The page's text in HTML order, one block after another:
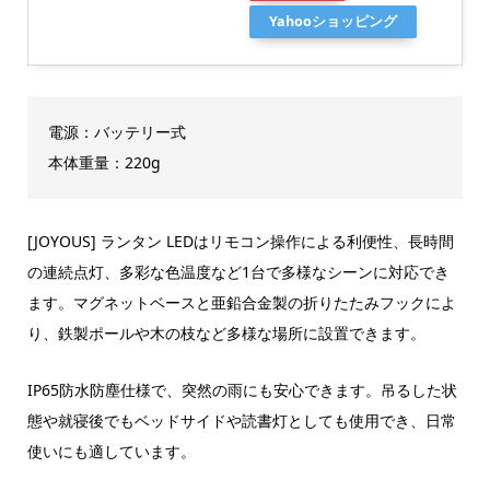
Yahooショッピング
電源：バッテリー式
本体重量：‎220g
[JOYOUS] ランタン LEDはリモコン操作による利便性、長時間
の連続点灯、多彩な色温度など1台で多様なシーンに対応でき
ます。マグネットベースと亜鉛合金製の折りたたみフックによ
り、鉄製ポールや木の枝など多様な場所に設置できます。
IP65防水防塵仕様で、突然の雨にも安心できます。吊るした状
態や就寝後でもベッドサイドや読書灯としても使用でき、日常
使いにも適しています。